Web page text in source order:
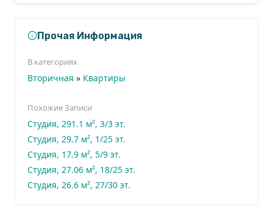
Прочая Информация
В категориях
Вторичная » Квартиры
Похожие Записи
Студия, 291.1 м², 3/3 эт.
Студия, 29.7 м², 1/25 эт.
Студия, 17.9 м², 5/9 эт.
Студия, 27.06 м², 18/25 эт.
Студия, 26.6 м², 27/30 эт.